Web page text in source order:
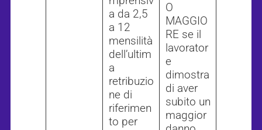
a da 2,5
a 12
mensilità
dell’ultim
a
retribuzio
ne di
riferimen
to per
O
MAGGIO
RE se il
lavorator
e
dimostra
di aver
subito un
maggior